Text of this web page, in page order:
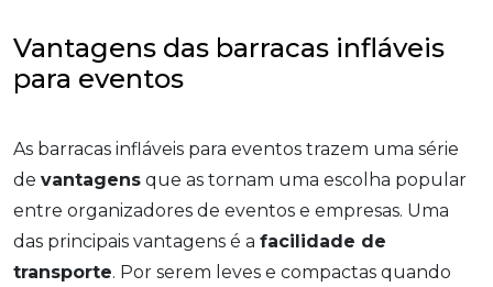
Vantagens das barracas infláveis
para eventos
As barracas infláveis para eventos trazem uma série
de vantagens que as tornam uma escolha popular
entre organizadores de eventos e empresas. Uma
das principais vantagens é a facilidade de
transporte. Por serem leves e compactas quando